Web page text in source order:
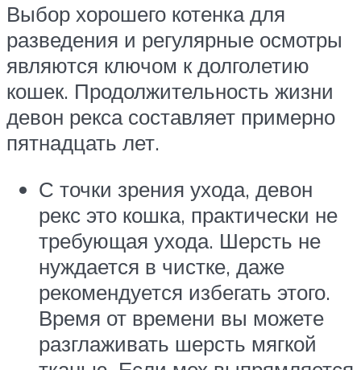
Выбор хорошего котенка для
разведения и регулярные осмотры
являются ключом к долголетию
кошек. Продолжительность жизни
девон рекса составляет примерно
пятнадцать лет.
С точки зрения ухода, девон
рекс это кошка, практически не
требующая ухода. Шерсть не
нуждается в чистке, даже
рекомендуется избегать этого.
Время от времени вы можете
разглаживать шерсть мягкой